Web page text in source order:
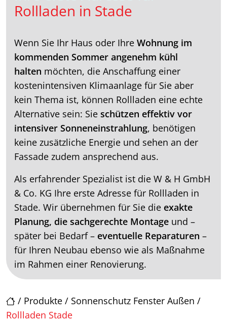
/ Produkte / Sonnenschutz Fenster Außen /
Rollladen Stade
Rollladen in Stade
Wenn Sie Ihr Haus oder Ihre Wohnung im
kommenden Sommer angenehm kühl
halten möchten, die Anschaffung einer
kostenintensiven Klimaanlage für Sie aber
kein Thema ist, können Rollladen eine echte
Alternative sein: Sie schützen effektiv vor
intensiver Sonneneinstrahlung, benötigen
keine zusätzliche Energie und sehen an der
Fassade zudem ansprechend aus.
Als erfahrender Spezialist ist die W & H GmbH
& Co. KG Ihre erste Adresse für Rollladen in
Stade. Wir übernehmen für Sie die exakte
Planung, die sachgerechte Montage und –
später bei Bedarf – eventuelle Reparaturen –
für Ihren Neubau ebenso wie als Maßnahme
im Rahmen einer Renovierung.